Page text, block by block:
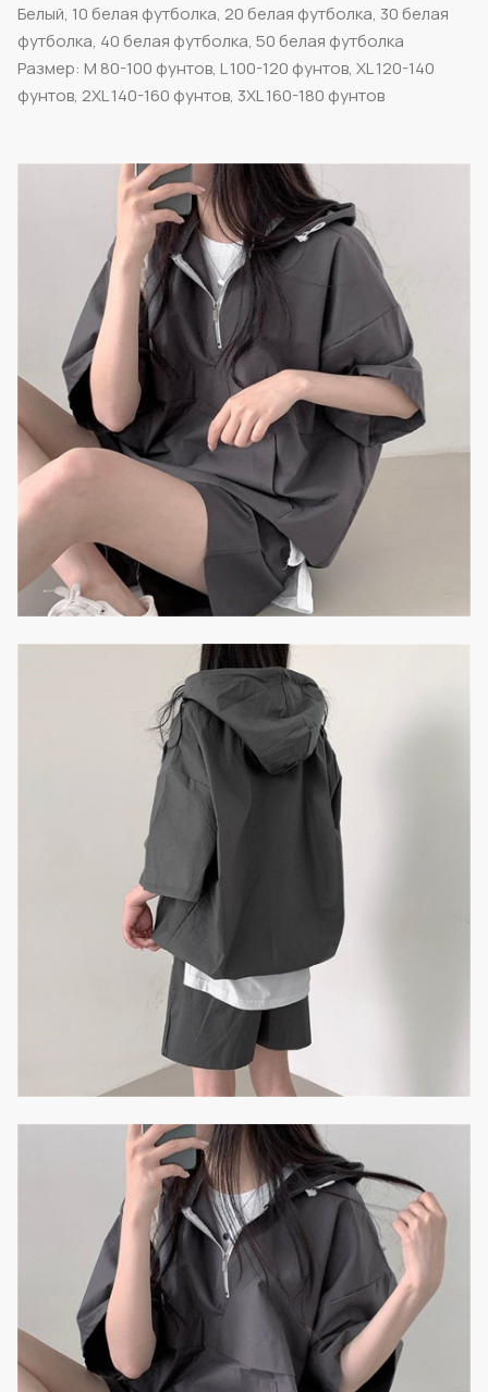
Белый, 10 белая футболка, 20 белая футболка, 30 белая
футболка, 40 белая футболка, 50 белая футболка
Размер: M 80-100 фунтов, L 100-120 фунтов, XL 120-140
фунтов, 2XL 140-160 фунтов, 3XL 160-180 фунтов